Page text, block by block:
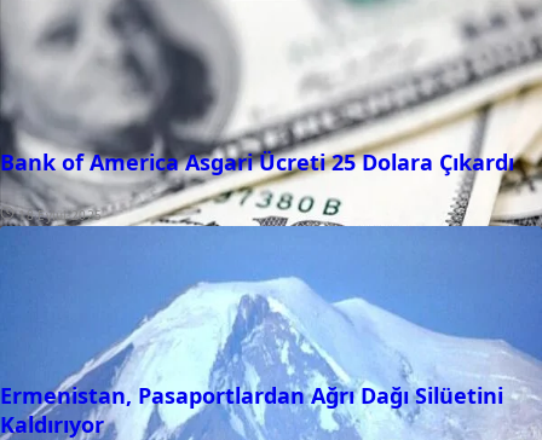
Bank of America Asgari Ücreti 25 Dolara Çıkardı
18 Eylül 2025
Ermenistan, Pasaportlardan Ağrı Dağı Silüetini
Kaldırıyor